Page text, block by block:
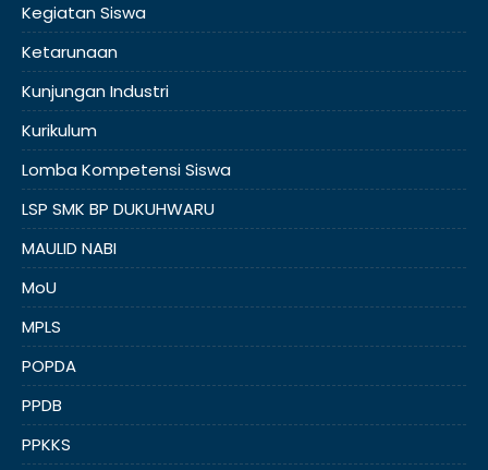
Kegiatan Siswa
Ketarunaan
Kunjungan Industri
Kurikulum
Lomba Kompetensi Siswa
LSP SMK BP DUKUHWARU
MAULID NABI
MoU
MPLS
POPDA
PPDB
PPKKS